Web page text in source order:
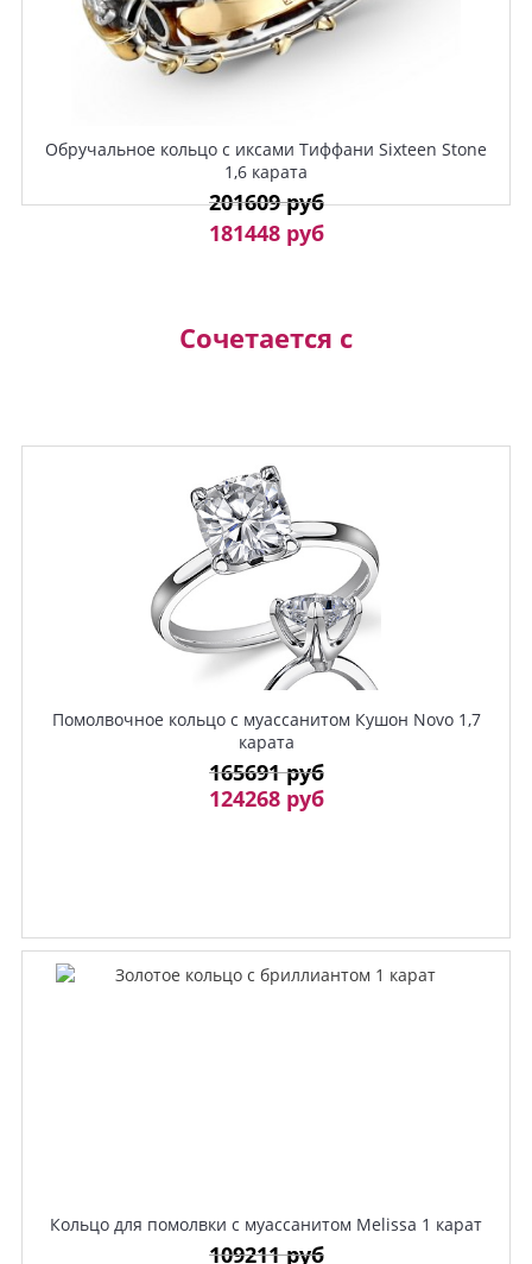
Обручальное кольцо с иксами Тиффани Sixteen Stone
1,6 карата
201609 руб
181448 руб
Сочетается с
Помолвочное кольцо с муассанитом Кушон Novo 1,7
карата
165691 руб
124268 руб
Кольцо для помолвки с муассанитом Melissa 1 карат
109211 руб